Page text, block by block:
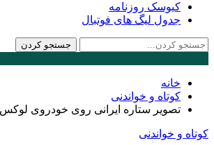
کیوسک روزنامه
جدول لیگ های فوتبال
خانه
کوتاه و خواندنی
تصویر ستاره ایرانی روی خودروی
کوتاه و خواندنی